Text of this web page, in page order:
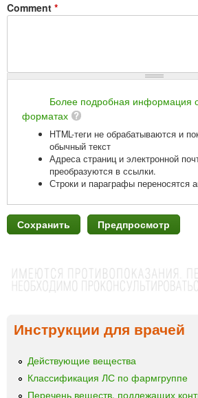
Comment *
Более подробная информация
форматах
HTML-теги не обрабатываются и
обычный текст
Адреса страниц и электронной
преобразуются в ссылки.
Строки и параграфы переносятся
Инструкции для врачей
Действующие вещества
Классификация ЛС по фармгруппе
Перечень веществ, подлежащих